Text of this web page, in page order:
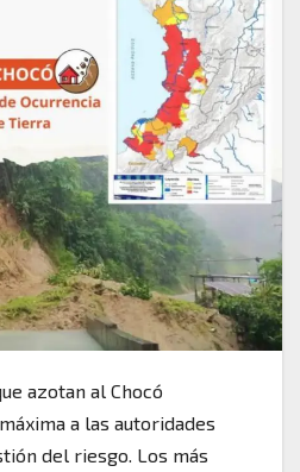
azotan al Chocó
a las autoridades
del riesgo. Los más